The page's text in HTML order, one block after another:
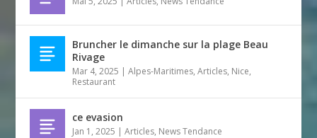
Bruncher le dimanche sur la plage Beau
Rivage
Mar 4, 2025 |Alpes-Maritimes,Articles, Nice,
Restaurant
ce evasion
Jan 1, 2025 |Articles, News Tendance